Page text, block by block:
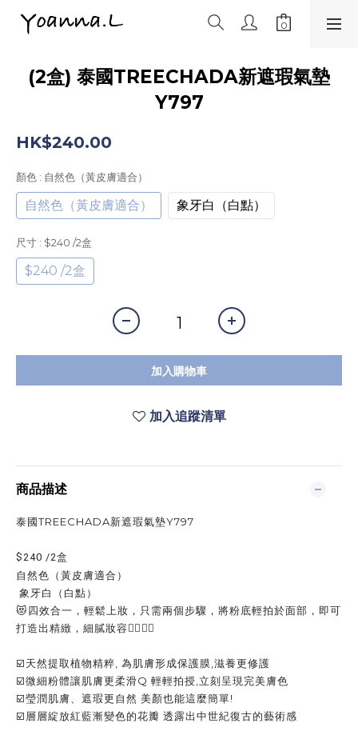
(2盒) 泰國TREECHADA新遮瑕氣墊
Y797
HK$240.00
顏色 : 自然色（黃皮膚適合）
自然色（黃皮膚適合） 象牙白（白點）
尺寸 : $240 /2盒
$240 /2盒
加入購物車
加入追蹤清單
商品描述
泰國TREECHADA新遮瑕氣墊Y797
$240 /2盒
自然色（黃皮膚適合）
象牙白（白點）
😻四效合一，輕鬆上妝，只需兩個步驟，將粉底輕拍於面部，即可
打造出精緻，細膩妝容👍🏻👍🏻
☑️天然提取植物精粹, 為肌膚形成保護膜,滋養更修護
☑️微細粉體讓肌膚更柔滑Q 輕輕拍授,立刻呈現完美膚色
☑️瑩潤肌膚、遮瑕更自然 美顏也能這麼簡單!
☑️層層綻放紅藍漸變色的花瓣 透露出中世紀復古的藝術感